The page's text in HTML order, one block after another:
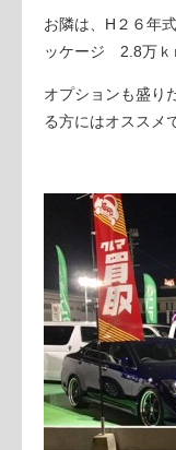
お隣は、H２６年
ッケージ 2.8万ｋ
オプションも盛り
る方にはオススメ